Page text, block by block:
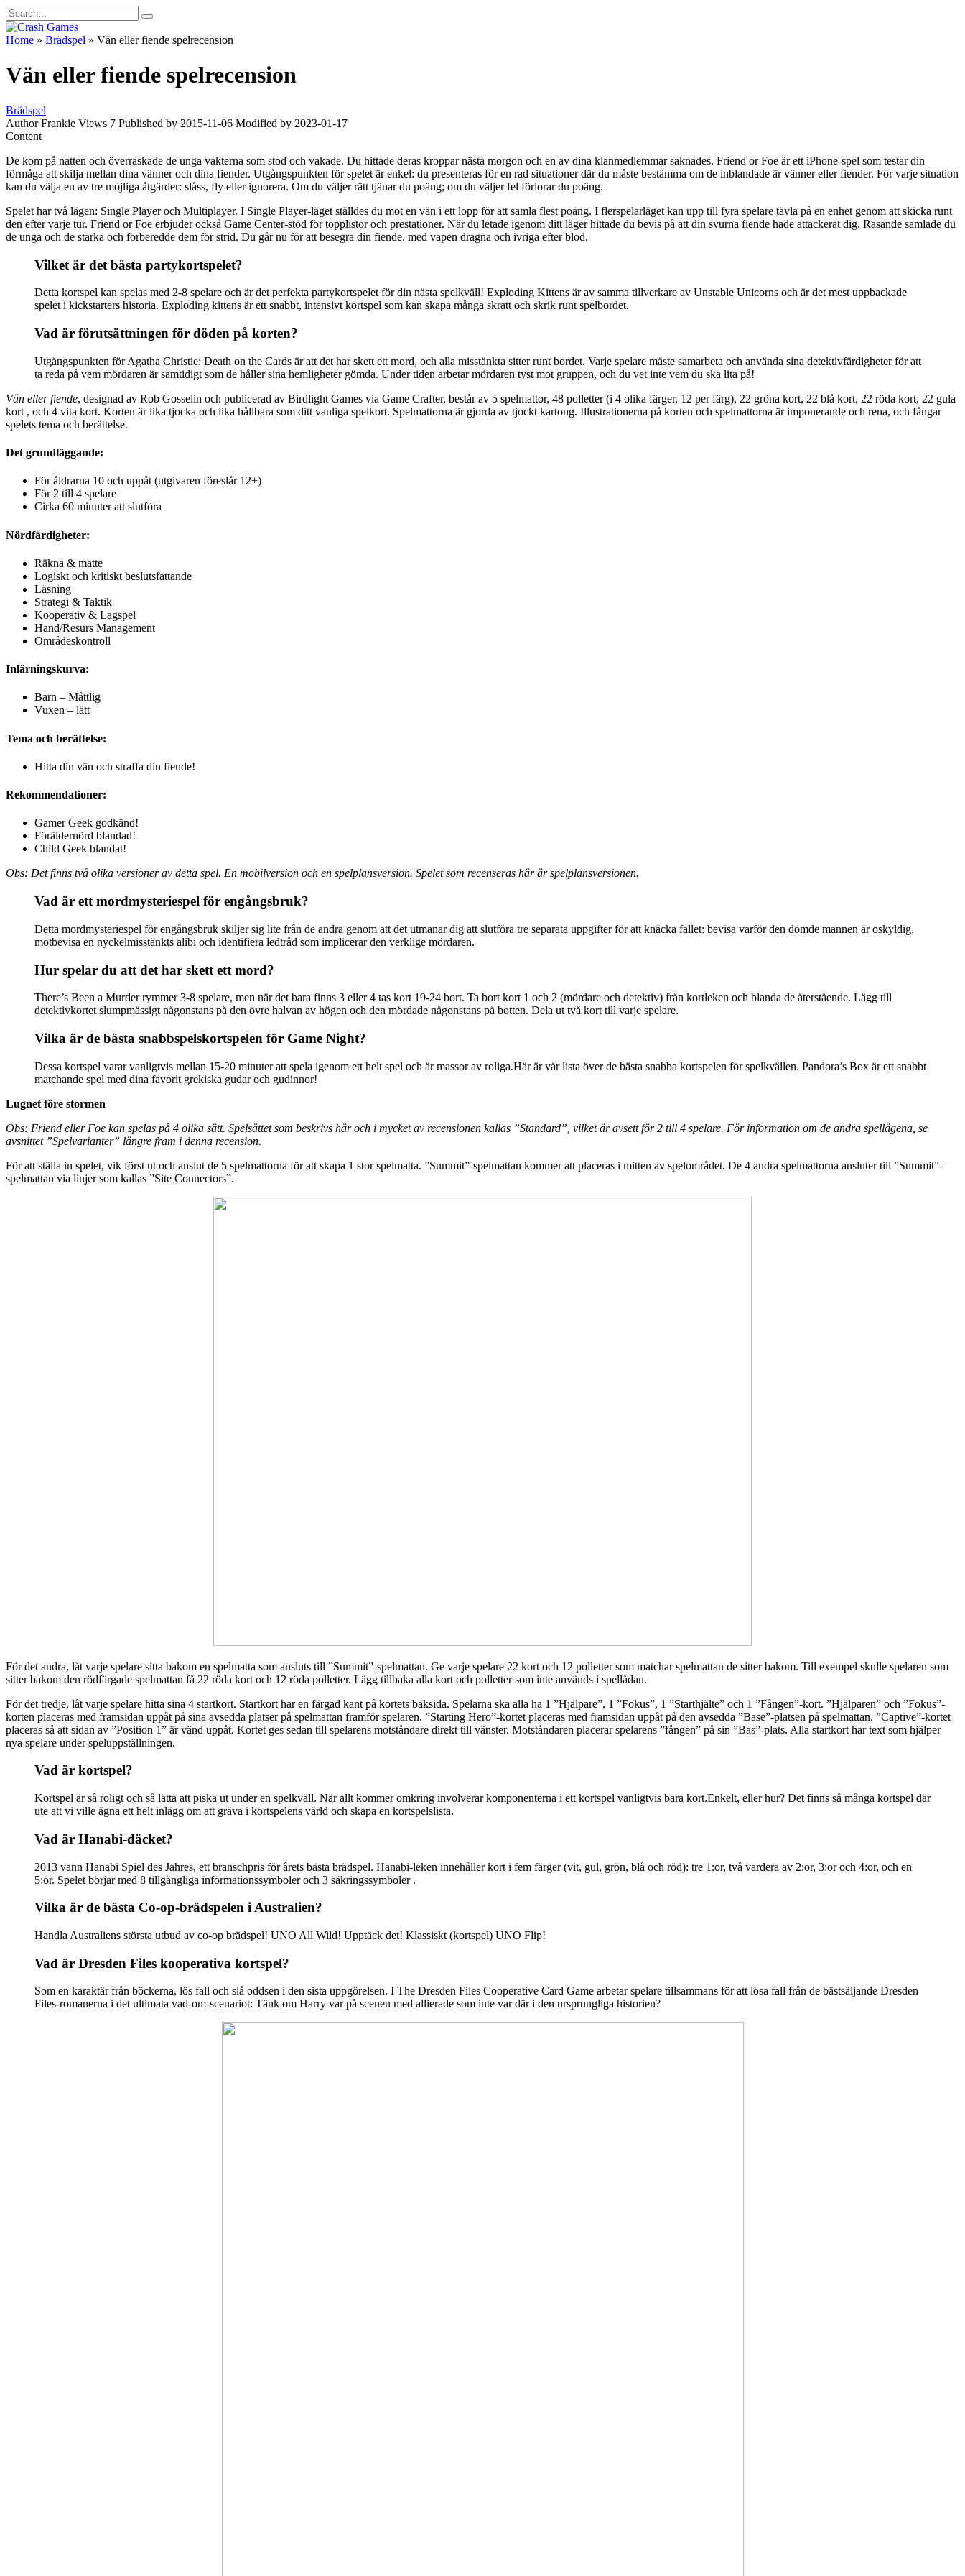
Skip
to
content
Search
for:
Home » Brädspel » Vän eller fiende spelrecension
Vän eller fiende spelrecension
Brädspel
Author Frankie Views 7 Published by 2015-11-06 Modified by 2023-01-17
Content
De kom på natten och överraskade de unga vakterna som stod och vakade. Du hittade deras kroppar nästa morgon och en av dina klanmedlemmar saknades. Friend or Foe är ett iPhone-spel som testar din
förmåga att skilja mellan dina vänner och dina fiender. Utgångspunkten för spelet är enkel: du presenteras för en rad situationer där du måste bestämma om de inblandade är vänner eller fiender. För varje situation
kan du välja en av tre möjliga åtgärder: slåss, fly eller ignorera. Om du väljer rätt tjänar du poäng; om du väljer fel förlorar du poäng.
Spelet har två lägen: Single Player och Multiplayer. I Single Player-läget ställdes du mot en vän i ett lopp för att samla flest poäng. I flerspelarläget kan upp till fyra spelare tävla på en enhet genom att skicka runt
den efter varje tur. Friend or Foe erbjuder också Game Center-stöd för topplistor och prestationer. När du letade igenom ditt läger hittade du bevis på att din svurna fiende hade attackerat dig. Rasande samlade du
de unga och de starka och förberedde dem för strid. Du går nu för att besegra din fiende, med vapen dragna och ivriga efter blod.
Vilket är det bästa partykortspelet?
Detta kortspel kan spelas med 2-8 spelare och är det perfekta partykortspelet för din nästa spelkväll! Exploding Kittens är av samma tillverkare av Unstable Unicorns och är det mest uppbackade
spelet i kickstarters historia. Exploding kittens är ett snabbt, intensivt kortspel som kan skapa många skratt och skrik runt spelbordet.
Vad är förutsättningen för döden på korten?
Utgångspunkten för Agatha Christie: Death on the Cards är att det har skett ett mord, och alla misstänkta sitter runt bordet. Varje spelare måste samarbeta och använda sina detektivfärdigheter för att
ta reda på vem mördaren är samtidigt som de håller sina hemligheter gömda. Under tiden arbetar mördaren tyst mot gruppen, och du vet inte vem du ska lita på!
Vän eller fiende, designad av Rob Gosselin och publicerad av Birdlight Games via Game Crafter, består av 5 spelmattor, 48 polletter (i 4 olika färger, 12 per färg), 22 gröna kort, 22 blå kort, 22 röda kort, 22 gula
kort , och 4 vita kort. Korten är lika tjocka och lika hållbara som ditt vanliga spelkort. Spelmattorna är gjorda av tjockt kartong. Illustrationerna på korten och spelmattorna är imponerande och rena, och fångar
spelets tema och berättelse.
Det grundläggande:
För åldrarna 10 och uppåt (utgivaren föreslår 12+)
För 2 till 4 spelare
Cirka 60 minuter att slutföra
Nördfärdigheter:
Räkna & matte
Logiskt och kritiskt beslutsfattande
Läsning
Strategi & Taktik
Kooperativ & Lagspel
Hand/Resurs Management
Områdeskontroll
Inlärningskurva:
Barn – Måttlig
Vuxen – lätt
Tema och berättelse:
Hitta din vän och straffa din fiende!
Rekommendationer:
Gamer Geek godkänd!
Föräldernörd blandad!
Child Geek blandat!
Obs: Det finns två olika versioner av detta spel. En mobilversion och en spelplansversion. Spelet som recenseras här är spelplansversionen.
Vad är ett mordmysteriespel för engångsbruk?
Detta mordmysteriespel för engångsbruk skiljer sig lite från de andra genom att det utmanar dig att slutföra tre separata uppgifter för att knäcka fallet: bevisa varför den dömde mannen är oskyldig,
motbevisa en nyckelmisstänkts alibi och identifiera ledtråd som implicerar den verklige mördaren.
Hur spelar du att det har skett ett mord?
There’s Been a Murder rymmer 3-8 spelare, men när det bara finns 3 eller 4 tas kort 19-24 bort. Ta bort kort 1 och 2 (mördare och detektiv) från kortleken och blanda de återstående. Lägg till
detektivkortet slumpmässigt någonstans på den övre halvan av högen och den mördade någonstans på botten. Dela ut två kort till varje spelare.
Vilka är de bästa snabbspelskortspelen för Game Night?
Dessa kortspel varar vanligtvis mellan 15-20 minuter att spela igenom ett helt spel och är massor av roliga.Här är vår lista över de bästa snabba kortspelen för spelkvällen. Pandora’s Box är ett snabbt
matchande spel med dina favorit grekiska gudar och gudinnor!
Lugnet före stormen
Obs: Friend eller Foe kan spelas på 4 olika sätt. Spelsättet som beskrivs här och i mycket av recensionen kallas ”Standard”, vilket är avsett för 2 till 4 spelare. För information om de andra spellägena, se
avsnittet ”Spelvarianter” längre fram i denna recension.
För att ställa in spelet, vik först ut och anslut de 5 spelmattorna för att skapa 1 stor spelmatta. ”Summit”-spelmattan kommer att placeras i mitten av spelområdet. De 4 andra spelmattorna ansluter till ”Summit”-
spelmattan via linjer som kallas ”Site Connectors”.
För det andra, låt varje spelare sitta bakom en spelmatta som ansluts till ”Summit”-spelmattan. Ge varje spelare 22 kort och 12 polletter som matchar spelmattan de sitter bakom. Till exempel skulle spelaren som
sitter bakom den rödfärgade spelmattan få 22 röda kort och 12 röda polletter. Lägg tillbaka alla kort och polletter som inte används i spellådan.
För det tredje, låt varje spelare hitta sina 4 startkort. Startkort har en färgad kant på kortets baksida. Spelarna ska alla ha 1 ”Hjälpare”, 1 ”Fokus”, 1 ”Starthjälte” och 1 ”Fången”-kort. ”Hjälparen” och ”Fokus”-
korten placeras med framsidan uppåt på sina avsedda platser på spelmattan framför spelaren. ”Starting Hero”-kortet placeras med framsidan uppåt på den avsedda ”Base”-platsen på spelmattan. ”Captive”-kortet
placeras så att sidan av ”Position 1” är vänd uppåt. Kortet ges sedan till spelarens motståndare direkt till vänster. Motståndaren placerar spelarens ”fången” på sin ”Bas”-plats. Alla startkort har text som hjälper
nya spelare under speluppställningen.
Vad är kortspel?
Kortspel är så roligt och så lätta att piska ut under en spelkväll. När allt kommer omkring involverar komponenterna i ett kortspel vanligtvis bara kort.Enkelt, eller hur? Det finns så många kortspel där
ute att vi ville ägna ett helt inlägg om att gräva i kortspelens värld och skapa en kortspelslista.
Vad är Hanabi-däcket?
2013 vann Hanabi Spiel des Jahres, ett branschpris för årets bästa brädspel. Hanabi-leken innehåller kort i fem färger (vit, gul, grön, blå och röd): tre 1:or, två vardera av 2:or, 3:or och 4:or, och en
5:or. Spelet börjar med 8 tillgängliga informationssymboler och 3 säkringssymboler .
Vilka är de bästa Co-op-brädspelen i Australien?
Handla Australiens största utbud av co-op brädspel! UNO All Wild! Upptäck det! Klassiskt (kortspel) UNO Flip!
Vad är Dresden Files kooperativa kortspel?
Som en karaktär från böckerna, lös fall och slå oddsen i den sista uppgörelsen. I The Dresden Files Cooperative Card Game arbetar spelare tillsammans för att lösa fall från de bästsäljande Dresden
Files-romanerna i det ultimata vad-om-scenariot: Tänk om Harry var på scenen med allierade som inte var där i den ursprungliga historien?